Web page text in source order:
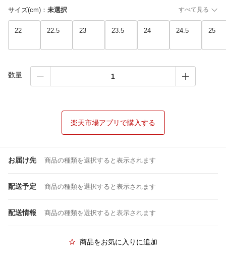
サイズ(cm) ： 未選択 すべて見る
22 22.5 23 23.5 24 24.5 25
数量
楽天市場アプリで購入する
お届け先 商品の種類を選択すると表示されます
配送予定 商品の種類を選択すると表示されます
配送情報 商品の種類を選択すると表示されます
商品をお気に入りに追加